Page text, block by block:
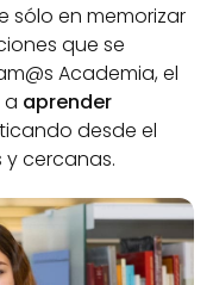
sólo en memorizar
que se
Academia, el
aprender
desde el
cercanas.